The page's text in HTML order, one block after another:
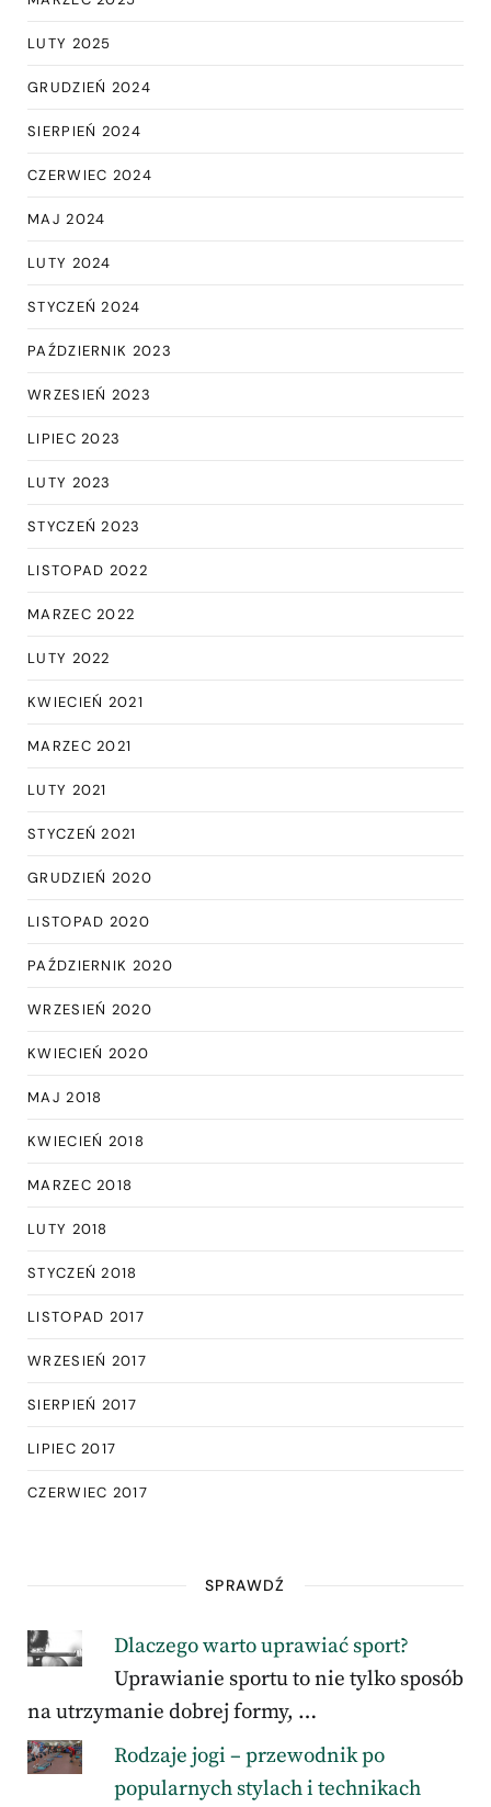
LUTY 2025
GRUDZIEŃ 2024
SIERPIEŃ 2024
CZERWIEC 2024
MAJ 2024
LUTY 2024
STYCZEŃ 2024
PAŹDZIERNIK 2023
WRZESIEŃ 2023
LIPIEC 2023
LUTY 2023
STYCZEŃ 2023
LISTOPAD 2022
MARZEC 2022
LUTY 2022
KWIECIEŃ 2021
MARZEC 2021
LUTY 2021
STYCZEŃ 2021
GRUDZIEŃ 2020
LISTOPAD 2020
PAŹDZIERNIK 2020
WRZESIEŃ 2020
KWIECIEŃ 2020
MAJ 2018
KWIECIEŃ 2018
MARZEC 2018
LUTY 2018
STYCZEŃ 2018
LISTOPAD 2017
WRZESIEŃ 2017
SIERPIEŃ 2017
LIPIEC 2017
CZERWIEC 2017
SPRAWDŹ
Dlaczego warto uprawiać sport?
Uprawianie sportu to nie tylko sposób
na utrzymanie dobrej formy, …
Rodzaje jogi – przewodnik po
popularnych stylach i technikach